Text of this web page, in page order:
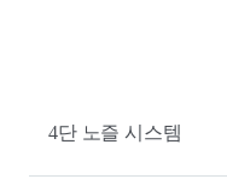
4단 노즐 시스템